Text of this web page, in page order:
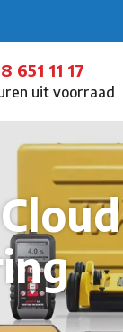
651 11 17
uit voorraad